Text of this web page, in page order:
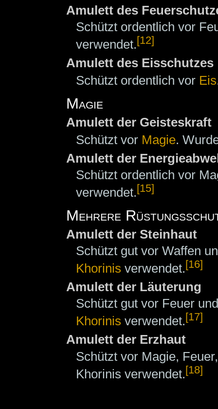
Amulett des
Schützt ordentlich vor
verwendet.[12]
Amulett des Eisschutzes
Schützt ordentlich vor Eis
Magie
Amulett der Geisteskraft
Schützt vor Magie.
Amulett der
Schützt ordentlich vor
verwendet. [15]
Mehrere
Amulett der Steinhaut
Schützt gut vor Waffen
Khorinis verwendet.[16]
Amulett der Läuterung
Schützt gut vor Feuer
Khorinis verwendet. [17]
Amulett der Erzhaut
Schützt vor Magie,
Khorinis verwendet.[18]